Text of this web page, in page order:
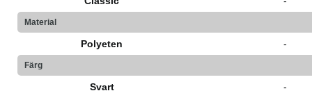
Material
Polyeten -
Färg
Svart -